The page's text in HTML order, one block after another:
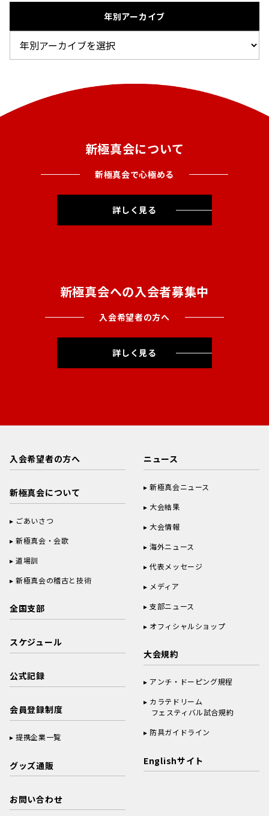
年別アーカイブ
新極真会について
新極真会で心極める
詳しく見る
新極真会への入会者募集中
入会希望者の方へ
詳しく見る
入会希望者の方へ
新極真会について
ごあいさつ
新極真会・会歌
道場訓
新極真会の稽古と技術
全国支部
スケジュール
公式記録
会員登録制度
提携企業一覧
グッズ通販
お問い合わせ
ニュース
新極真会ニュース
大会結果
大会情報
海外ニュース
代表メッセージ
メディア
支部ニュース
オフィシャルショップ
大会規約
アンチ・ドーピング規程
カラテドリーム
フェスティバル試合規約
防具ガイドライン
Englishサイト